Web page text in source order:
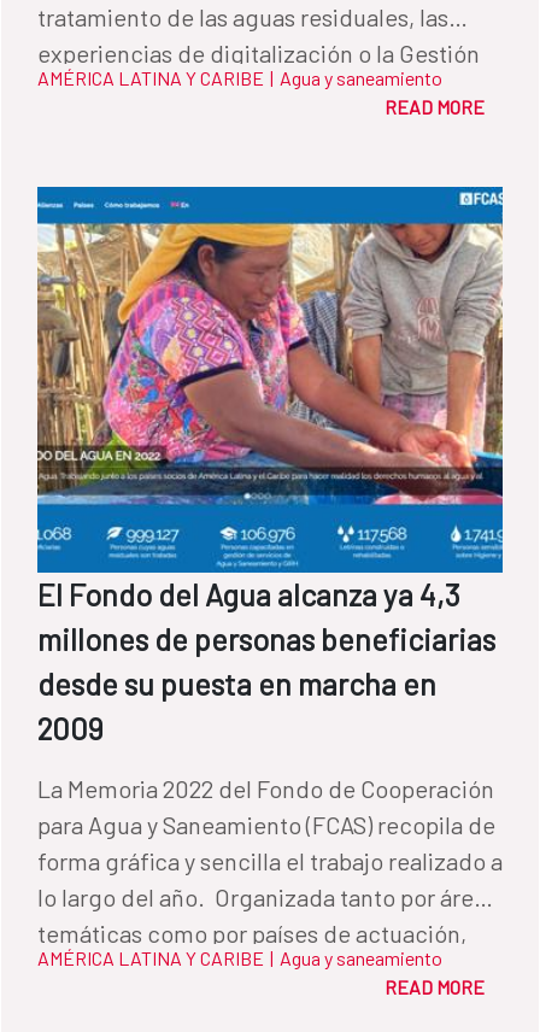
tratamiento de las aguas residuales, las
experiencias de digitalización o la Gestión
Integrada de los Recursos Hídricos.
AMÉRICA LATINA Y CARIBE | Agua y saneamiento
READ MORE
El Fondo del Agua alcanza ya 4,3
millones de personas beneficiarias
desde su puesta en marcha en
2009
La Memoria 2022 del Fondo de Cooperación
para Agua y Saneamiento (FCAS) recopila de
forma gráfica y sencilla el trabajo realizado a
lo largo del año. Organizada tanto por áreas
temáticas como por países de actuación,
permite conocer de primera mano cómo
AMÉRICA LATINA Y CARIBE | Agua y saneamiento
READ MORE